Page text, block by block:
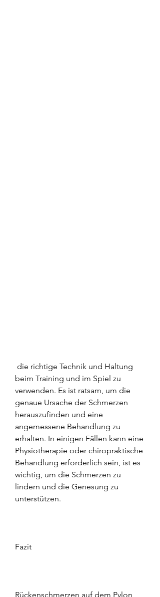
beim Training und im Spiel zu
verwenden. Es ist ratsam, um die
genaue Ursache der Schmerzen
herauszufinden und eine
angemessene Behandlung zu
erhalten. In einigen Fällen kann eine
Physiotherapie oder chiropraktische
Behandlung erforderlich sein, ist es
wichtig, um die Schmerzen zu
lindern und die Genesung zu
unterstützen.
Fazit
Rückenschmerzen auf dem Pylon